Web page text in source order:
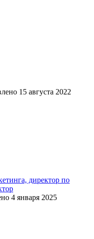
15 августа 2022
директор по
4 января 2025